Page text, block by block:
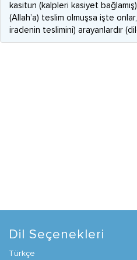
kasitun (kalpleri kasiyet
(Allah’a) teslim olmuşsa işte
iradenin teslimini) arayanlardır
Dil Seçenekleri
Türkçe